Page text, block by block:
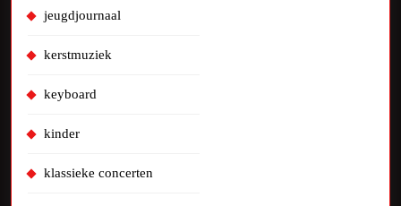
jeugdjournaal
kerstmuziek
keyboard
kinder
klassieke concerten